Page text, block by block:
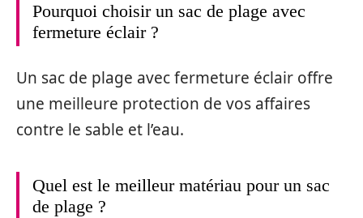
Pourquoi choisir un sac de plage avec
fermeture éclair ?
Un sac de plage avec fermeture éclair offre
une meilleure protection de vos affaires
contre le sable et l’eau.
Quel est le meilleur matériau pour un sac
de plage ?